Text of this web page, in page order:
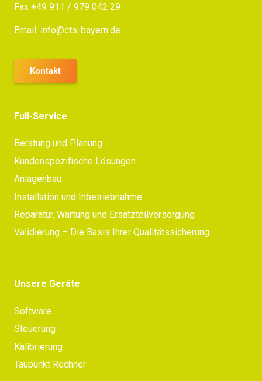
Fax +49 911 / 979 042 29
Email: info@cts-bayern.de
Kontakt
Full-Service
Beratung und Planung
Kundenspezifische Lösungen
Anlagenbau
Installation und Inbetriebnahme
Reparatur, Wartung und Ersatzteilversorgung
Validierung – Die Basis Ihrer Qualitätssicherung
Unsere Geräte
Software
Steuerung
Kalibrierung
Taupunkt Rechner